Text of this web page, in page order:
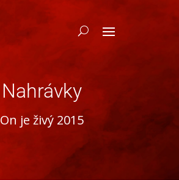
Nahrávky
On je živý 2015